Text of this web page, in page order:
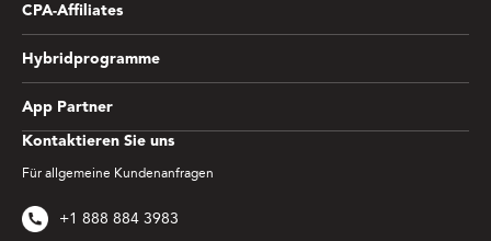
Kontaktieren Sie uns
Für allgemeine Kundenanfragen
+1 888 884 3983
CPA-Affiliates
Hybridprogramme
App Partner